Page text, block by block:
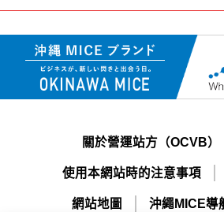
關於營運站方（OCVB）
使用本網站時的注意事項
網站地圖 沖繩MICE導